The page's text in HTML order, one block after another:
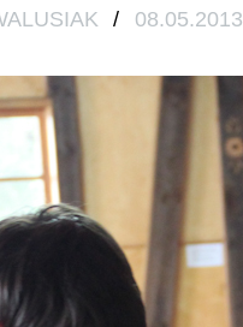
/ 08.05.2013